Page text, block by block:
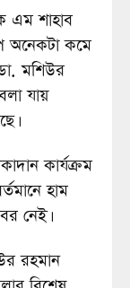
এম শাহাব
অনেকটা কমে
মশিউর
যায়
কার্যক্রম
হাম
নেই।
রহমান